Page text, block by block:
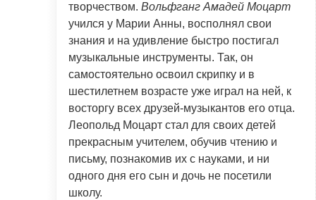
творчеством. Вольфганг Амадей Моцарт
учился у Марии Анны, восполнял свои
знания и на удивление быстро постигал
музыкальные инструменты. Так, он
самостоятельно освоил скрипку и в
шестилетнем возрасте уже играл на ней, к
восторгу всех друзей-музыкантов его отца.
Леопольд Моцарт стал для своих детей
прекрасным учителем, обучив чтению и
письму, познакомив их с науками, и ни
одного дня его сын и дочь не посетили
школу.